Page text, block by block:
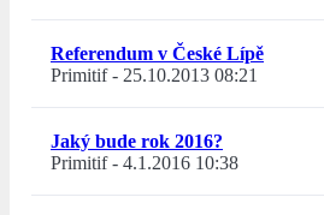
Referendum v České Lípě
Primitif- 25.10.2013 08:21
Jaký bude rok 2016?
Primitif- 4.1.2016 10:38